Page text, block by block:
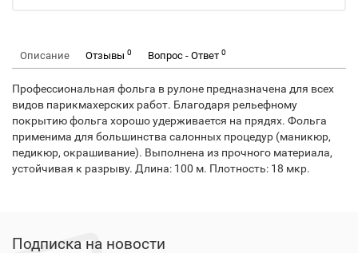
Описание Отзывы 0 Вопрос - Ответ 0
Профессиональная фольга в рулоне предназначена для всех
видов парикмахерских работ. Благодаря рельефному
покрытию фольга хорошо удерживается на прядях. Фольга
применима для большинства салонных процедур (маникюр,
педикюр, окрашивание). Выполнена из прочного материала,
устойчивая к разрыву. Длина: 100 м. Плотность: 18 мкр.
Подписка на новости